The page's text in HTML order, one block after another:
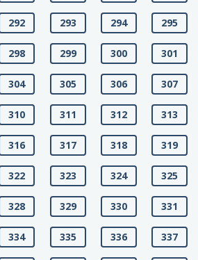
292 293 294 295
298 299 300 301
304 305 306 307
310 311 312 313
316 317 318 319
322 323 324 325
328 329 330 331
334 335 336 337